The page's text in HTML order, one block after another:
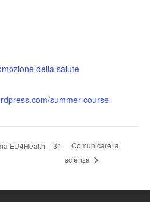
della salute
summer-course-
EU4Health – 3^
Comunicare la
scienza